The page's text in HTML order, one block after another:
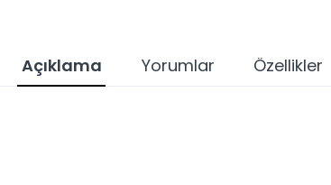
Açıklama Yorumlar Özellikler